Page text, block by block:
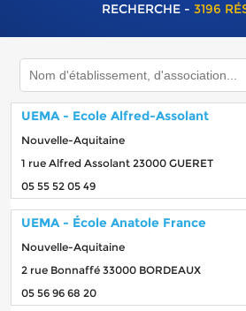
RECHERCHE - 3196
UEMA - Ecole Alfred-Assolant
Nouvelle-Aquitaine
1 rue Alfred Assolant 23000 GUERET
05 55 52 05 49
UEMA - École Anatole France
Nouvelle-Aquitaine
2 rue Bonnaffé 33000 BORDEAUX
05 56 96 68 20